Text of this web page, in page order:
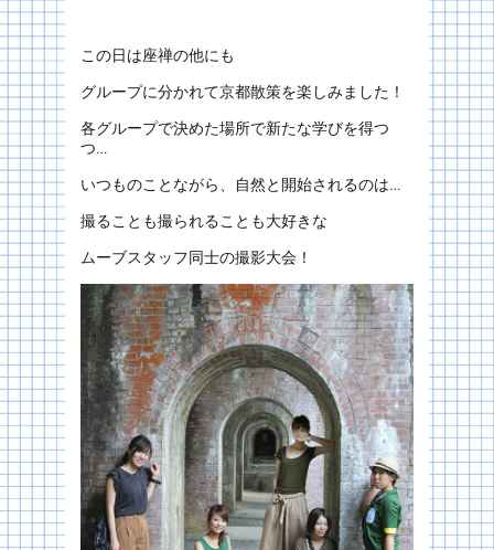
この日は座禅の他にも
グループに分かれて京都散策を楽しみました！
各グループで決めた場所で新たな学びを得つ
つ…
いつものことながら、自然と開始されるのは…
撮ることも撮られることも大好きな
ムーブスタッフ同士の撮影大会！